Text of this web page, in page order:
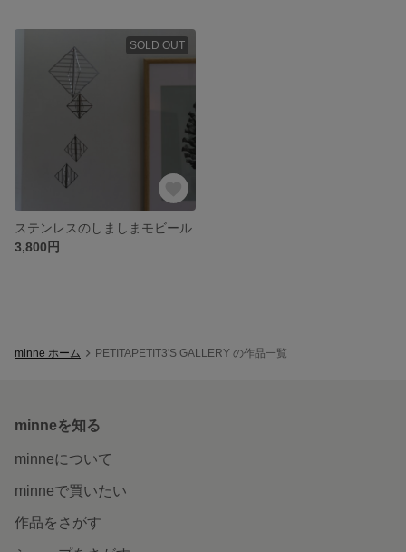
SOLD OUT
ステンレスのしましまモビール
3,800円
minne ホーム PETITAPETIT3'S GALLERY の作品一覧
minneを知る
minneについて
minneで買いたい
作品をさがす